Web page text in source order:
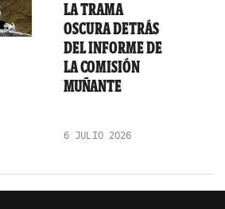
LA TRAMA
OSCURA DETRÁS
DEL INFORME DE
LA COMISIÓN
MUÑANTE
6 JULIO 2026